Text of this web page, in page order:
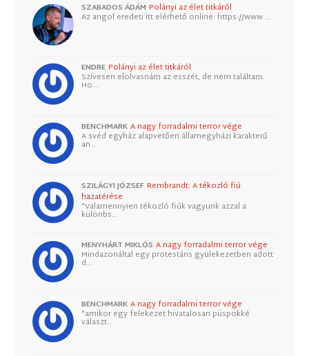
SZABADOS ÁDÁM Polányi az élet titkáról
Az angol eredeti itt elérhető online: https://www.…
ENDRE Polányi az élet titkáról
Szívesen elolvasnám az esszét, de nem találtam.
Ho…
BENCHMARK A nagy forradalmi terror vége
A svéd egyház alapvetően államegyházi karakterű
an…
SZILÁGYI JÓZSEF Rembrandt: A tékozló fiú
hazatérése
"Valamennyien tékozló fiúk vagyunk azzal a
különbs…
MENYHÁRT MIKLÓS A nagy forradalmi terror vége
Mindazonáltal egy protestáns gyülekezetben adott
d…
BENCHMARK A nagy forradalmi terror vége
"amikor egy felekezet hivatalosan püspökké
választ…